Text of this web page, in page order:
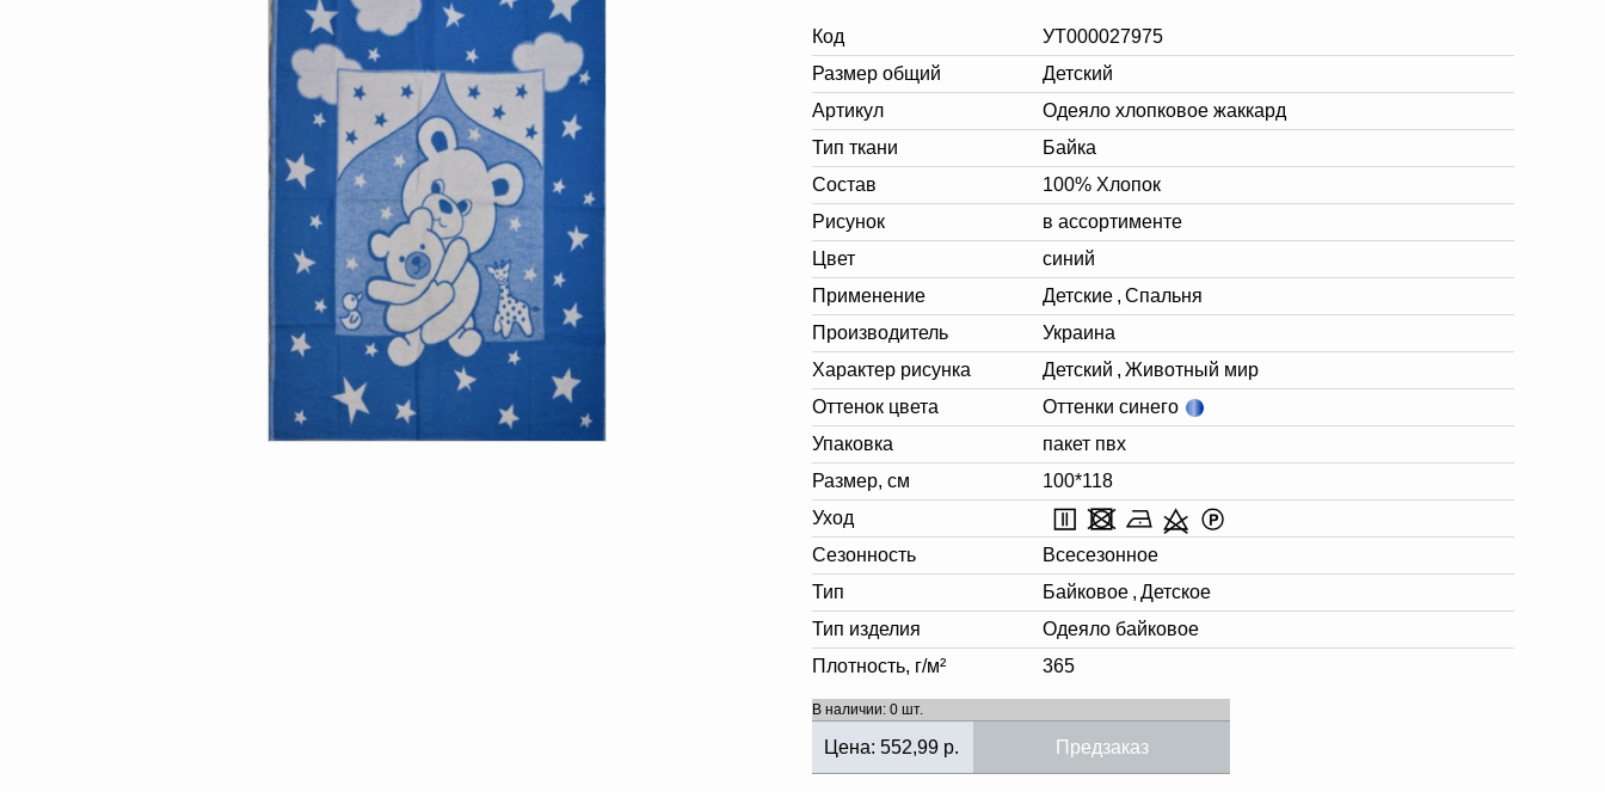
Код
УТ000027975
Размер общий
Детский
Артикул
Одеяло хлопковое жаккард
Тип ткани
Байка
Состав
100% Хлопок
Рисунок
в ассортименте
Цвет
синий
Применение
Детские , Спальня
Производитель
Украина
Характер рисунка
Детский , Животный мир
Оттенок цвета
Оттенки синего
Упаковка
пакет пвх
Размер, см
100*118
Уход
Сезонность
Всесезонное
Тип
Байковое , Детское
Тип изделия
Одеяло байковое
Плотность, г/м²
365
В наличии: 0 шт.
Цена: 552,99 р. Предзаказ